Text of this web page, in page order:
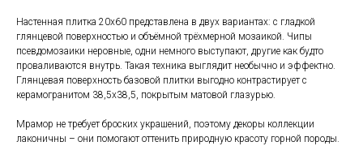
Настенная плитка 20х60 представлена в двух вариантах: с гладкой
глянцевой поверхностью и объёмной трёхмерной мозаикой. Чипы
псевдомозаики неровные, одни немного выступают, другие как будто
проваливаются внутрь. Такая техника выглядит необычно и эффектно.
Глянцевая поверхность базовой плитки выгодно контрастирует с
керамогранитом 38,5х38,5, покрытым матовой глазурью.
Мрамор не требует броских украшений, поэтому декоры коллекции
лаконичны – они помогают оттенить природную красоту горной породы.